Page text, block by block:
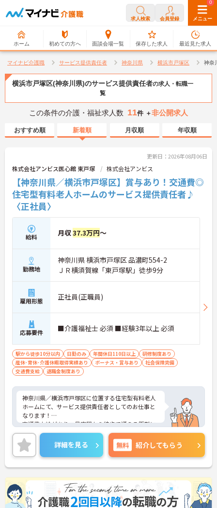
求人検索 会員登録 メニュー
ホーム 初めての方へ 面談会場一覧
0
保存した求人
0
最近見た求人
マイナビ介護職 サービス提供責任者 神奈川県 横浜市戸塚区 神奈
横浜市戸塚区(神奈川県)のサービス提供責任者の求人・転職一
覧
この条件の介護・福祉求人数 11件 ＋非公開求人
おすすめ順 新着順 月収順 年収順
更新日：2026年08月06日
株式会社アンビス医心館 東戸塚 株式会社アンビス
【神奈川県／横浜市戸塚区】賞与あり！交通費◎
住宅型有料老人ホームのサービス提供責任者♪
〈正社員〉
給料 月収37.3万円～
勤務地
神奈川県 横浜市戸塚区 品濃町554-2
ＪＲ横須賀線「東戸塚駅」徒歩9分
雇用形態 正社員(正職員)
応募要件 ■介護福祉士 必須 ■経験3年以上 必須
駅から徒歩10分以内 日勤のみ 年間休日110日以上
研修制度あり
産休･育休･介護休暇取得実績あり
ボーナス・賞与あり
社会保険完備
交通費支給
退職金制度あり
神奈川県／横浜市戸塚区に位置する住宅型有料老人
ホームにて、サービス提供責任者としてのお仕事と
なります！
交通費支給があり、最寄駅から徒歩で通える距離に
位置するので、通勤の心配はいりません！年間休日
115日と豊富で、夏季・冬季特別休暇などがあるの
で、プライベートも充実できます！
ご興味ある方は面接ポイントをお伝えしますので、
お気軽にお問い合わせください♪
詳細を見る 無料 紹介してもらう